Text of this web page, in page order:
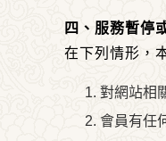
四、服務暫停
在下列情形，
對網站相
會員有任